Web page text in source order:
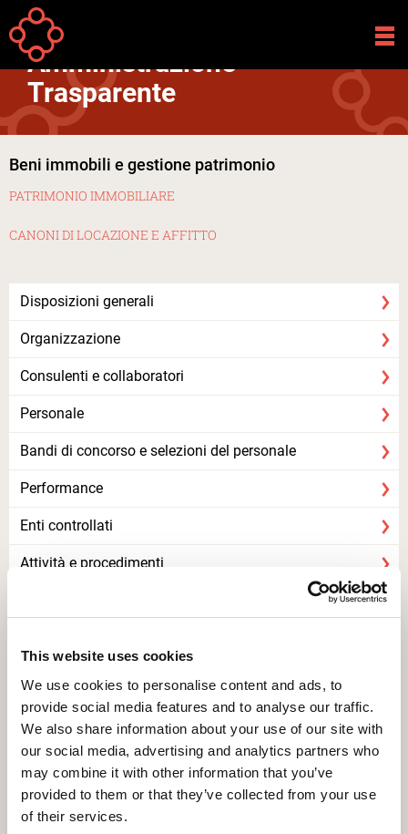
This website uses cookies
We use cookies to personalise content and ads, to
provide social media features and to analyse our traffic.
We also share information about your use of our site with
our social media, advertising and analytics partners who
may combine it with other information that you’ve
provided to them or that they’ve collected from your use
of their services.
Salta al contenuto principale
Your
are
here
Home
Amministrazione
Trasparente
Beni immobili e gestione patrimonio
PATRIMONIO IMMOBILIARE
CANONI DI LOCAZIONE E AFFITTO
Disposizioni generali
Organizzazione
Consulenti e collaboratori
Personale
Bandi di concorso e selezioni del personale
Performance
Enti controllati
Attività e procedimenti
Bilanci
Beni immobili e gestione patrimonio
Controlli e rilievi sull'amministrazione
Servizi Erogati